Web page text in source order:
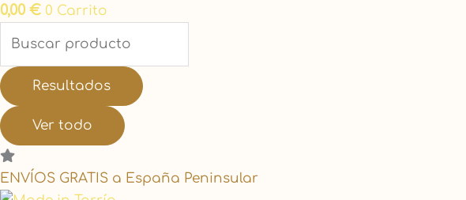
0,00 € 0 Carrito
Resultados
Ver todo
ENVÍOS GRATIS a España Peninsular